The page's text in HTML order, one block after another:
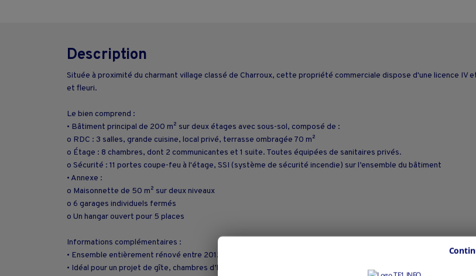
Description
Située à proximité du charmant village classé de Charroux, cette propriété commerciale dispose d'une licence
et fleuri.
Le bien comprend :
• Bâtiment principal de 200 m² sur deux étages avec sous-sol, composé de :
o RDC : 3 salles, grande cuisine, local privé, terrasse ombragée 70 m²
o Étage : 8 chambres, dont 2 communicantes et 1 suite. Toutes équipées de sanitaires privés.
o Sécurité : 11 portes coupe-feu à l'étage, SSI (système de sécurité incendie) sur l’ensemble du bâtiment
• Annexe :
o Maisonnette de 50 m² sur deux niveaux
o 6 garages individuels fermés
o Un hangar ouvert pour 5 places
Informations complémentaires :
• Ensemble entièrement rénové entre 2012 et 2020 et meublé
• Idéal pour un projet de gîte, chambres d’hôtes, table d’hôtes, ou arrêt de camping-car